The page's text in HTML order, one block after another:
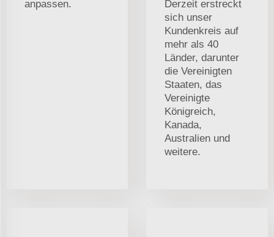
anpassen.
Derzeit erstreckt
sich unser
Kundenkreis auf
mehr als 40
Länder, darunter
die Vereinigten
Staaten, das
Vereinigte
Königreich,
Kanada,
Australien und
weitere.